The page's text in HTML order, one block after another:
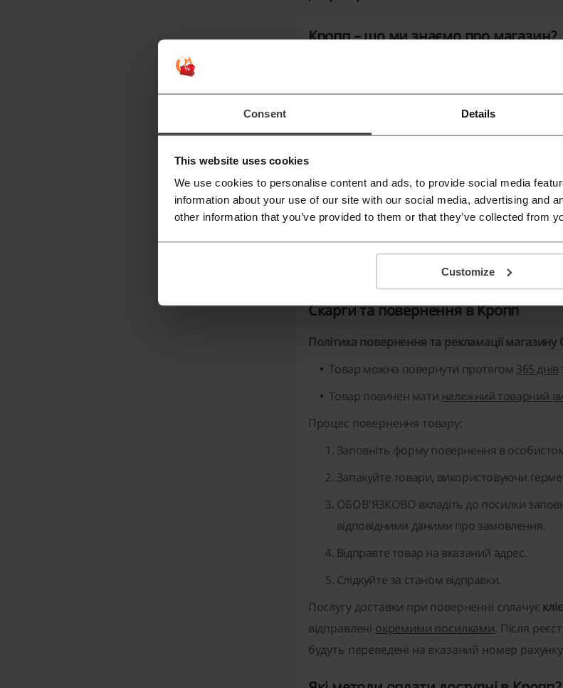
Consent Details
This website uses cookies
We use cookies to personalise content and ads, to provide social media
information about your use of our site with our social media, advertising and
other information that you’ve provided to them or that they’ve collected from
Customize
Кропп – що ми знаємо про магазин?
- це бренд, що пропонує широкий
останні тренди урбаністичного стилю.
клієнтам лише наймодніші товари.
Асортиментмагазину:
Куртки та верхній одяг
Світшоти, футболки, та інші базові речі
Стрітвеар, аксесуари тощо.
Кропп також пропонує одяг, що повстав в
Скарги та повернення в Кропп
Політика повернення та рекламації магазину
Товар можна повернути протягом 365 днів
Товар повинен мати належний товарний
Процес повернення товару:
Заповніть форму повернення в
Запакуйте товари, використовуючи
ОБОВ'ЯЗКОВО вкладіть до посилки
відповідними даними про замовлення.
Відправте товар на вказаний адрес.
Слідкуйте за станом відправки.
Послугу доставки при поверненні сплачує
відправлені окремими посилками. Після
будуть переведені на вказаний номер